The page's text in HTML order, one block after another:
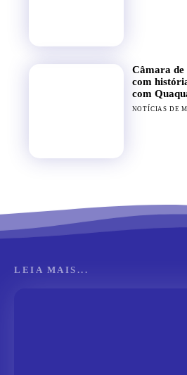
Câmara
com
com
NOTÍCIAS DE
LEIA MAIS...